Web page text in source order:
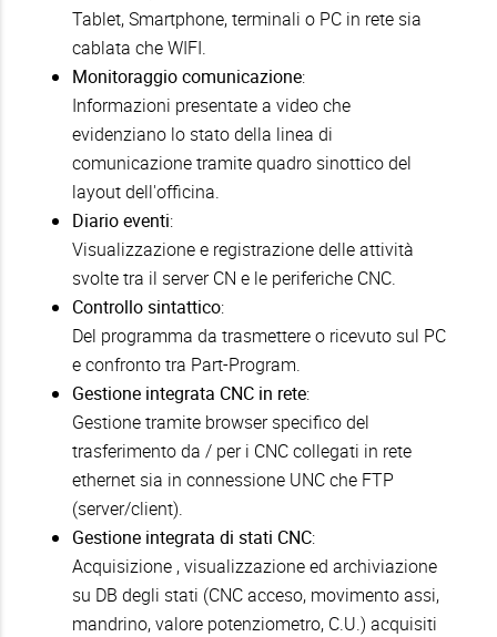
Tablet, Smartphone, terminali o PC in rete sia
cablata che WIFI.
Monitoraggio comunicazione:
Informazioni presentate a video che
evidenziano lo stato della linea di
comunicazione tramite quadro sinottico del
layout dell'officina.
Diario eventi:
Visualizzazione e registrazione delle attività
svolte tra il server CN e le periferiche CNC.
Controllo sintattico:
Del programma da trasmettere o ricevuto sul PC
e confronto tra Part-Program.
Gestione integrata CNC in rete:
Gestione tramite browser specifico del
trasferimento da / per i CNC collegati in rete
ethernet sia in connessione UNC che FTP
(server/client).
Gestione integrata di stati CNC:
Acquisizione , visualizzazione ed archiviazione
su DB degli stati (CNC acceso, movimento assi,
mandrino, valore potenziometro, C.U.) acquisiti